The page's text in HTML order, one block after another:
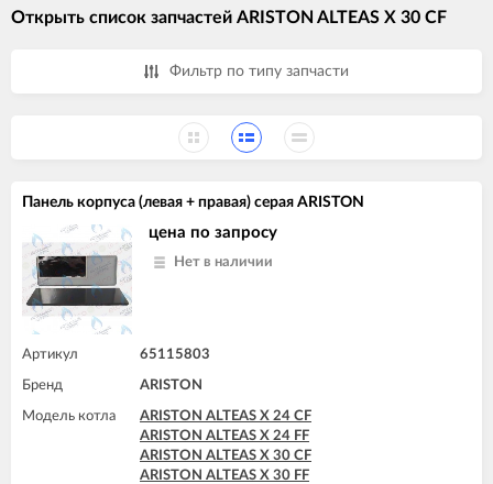
Открыть список запчастей ARISTON ALTEAS X 30 CF
Фильтр по типу запчасти
Панель корпуса (левая + правая) серая ARISTON
цена по запросу
Нет в наличии
Артикул 65115803
Бренд ARISTON
Модель котла
ARISTON ALTEAS X 24 CF
ARISTON ALTEAS X 24 FF
ARISTON ALTEAS X 30 CF
ARISTON ALTEAS X 30 FF